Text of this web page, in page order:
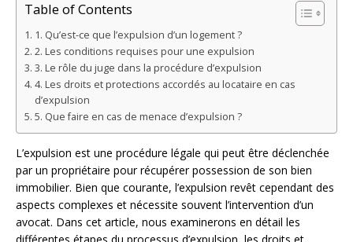
Table of Contents
1. Qu’est-ce que l’expulsion d’un logement ?
2. Les conditions requises pour une expulsion
3. Le rôle du juge dans la procédure d’expulsion
4. Les droits et protections accordés au locataire en cas
d’expulsion
5. Que faire en cas de menace d’expulsion ?
L’expulsion est une procédure légale qui peut être déclenchée
par un propriétaire pour récupérer possession de son bien
immobilier. Bien que courante, l’expulsion revêt cependant des
aspects complexes et nécessite souvent l’intervention d’un
avocat. Dans cet article, nous examinerons en détail les
différentes étapes du processus d’expulsion, les droits et